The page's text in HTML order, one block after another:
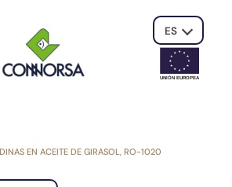
ES
UNIÓN EUROPEA
EN ACEITE DE GIRASOL, RO-1020